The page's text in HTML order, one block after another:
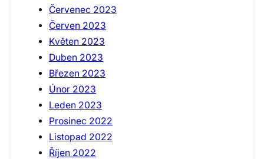
Červenec 2023
Červen 2023
Květen 2023
Duben 2023
Březen 2023
Únor 2023
Leden 2023
Prosinec 2022
Listopad 2022
Říjen 2022